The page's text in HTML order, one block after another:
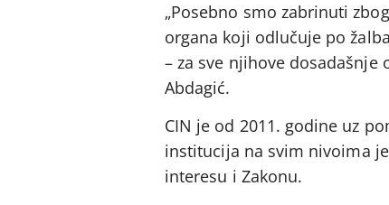
„Posebno smo zabrinuti
organa koji odlučuje po
– za sve njihove
Abdagić.
CIN je od 2011. godine uz
institucija na svim nivoima
interesu i Zakonu.